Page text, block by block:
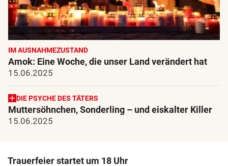
IM AUSNAHMEZUSTAND
Amok: Eine Woche, die unser Land verändert hat
15.06.2025
DIE PSYCHE DES TÄTERS
Muttersöhnchen, Sonderling – und eiskalter Killer
15.06.2025
Trauerfeier startet um 18 Uhr